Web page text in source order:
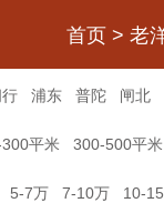
首页 > 老
浦东 普陀 闸北
平米 300-500平米
5-7万 7-10万 10-